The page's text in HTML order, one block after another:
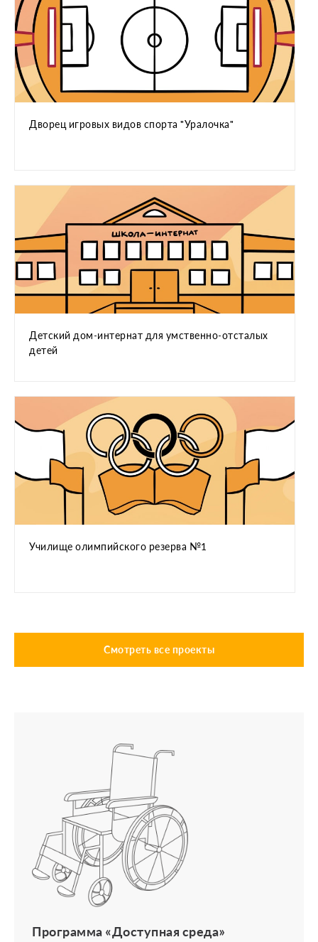
Дворец игровых видов спорта "Уралочка"
Детский дом-интернат для умственно-отсталых
детей
Училище олимпийского резерва №1
Смотреть все проекты
Программа «Доступная среда»